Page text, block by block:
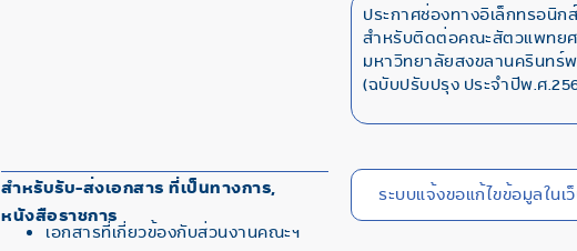
ประกาศช่องทางอิเล็กทรอนิกส์
สำหรับติดต่อคณะสัตวแพทย
มหาวิทยาลัยสงขลานครินทร์
(ฉบับปรับปรุง ประจำปีพ.ศ
สำหรับรับ-ส่งเอกสาร ที่เป็นทางการ,
หนังสือราชการ
เอกสารที่เกี่ยวข้องกับส่วนงานคณะฯ
ระบบแจ้งขอแก้ไขข้อมูลในเ